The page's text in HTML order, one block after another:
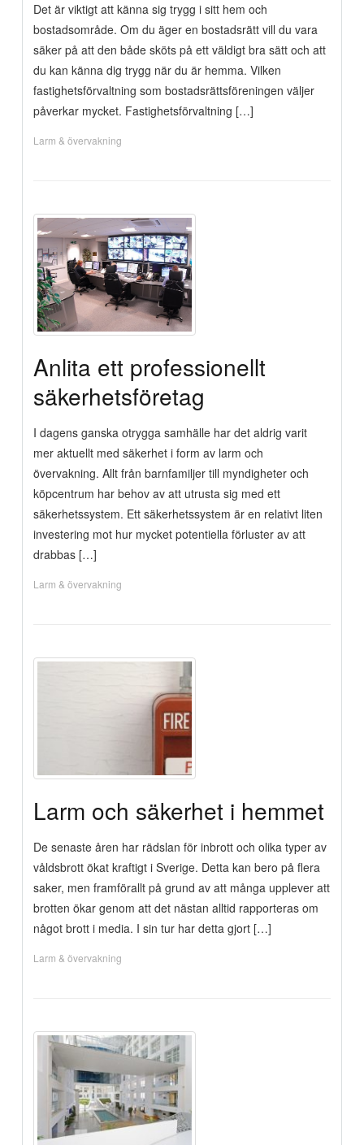
Det är viktigt att känna sig trygg i sitt hem och
bostadsområde. Om du äger en bostadsrätt vill du vara
säker på att den både sköts på ett väldigt bra sätt och att
du kan känna dig trygg när du är hemma. Vilken
fastighetsförvaltning som bostadsrättsföreningen väljer
påverkar mycket. Fastighetsförvaltning […]
Larm & övervakning
Anlita ett professionellt
säkerhetsföretag
I dagens ganska otrygga samhälle har det aldrig varit
mer aktuellt med säkerhet i form av larm och
övervakning. Allt från barnfamiljer till myndigheter och
köpcentrum har behov av att utrusta sig med ett
säkerhetssystem. Ett säkerhetssystem är en relativt liten
investering mot hur mycket potentiella förluster av att
drabbas […]
Larm & övervakning
Larm och säkerhet i hemmet
De senaste åren har rädslan för inbrott och olika typer av
våldsbrott ökat kraftigt i Sverige. Detta kan bero på flera
saker, men framförallt på grund av att många upplever att
brotten ökar genom att det nästan alltid rapporteras om
något brott i media. I sin tur har detta gjort […]
Larm & övervakning